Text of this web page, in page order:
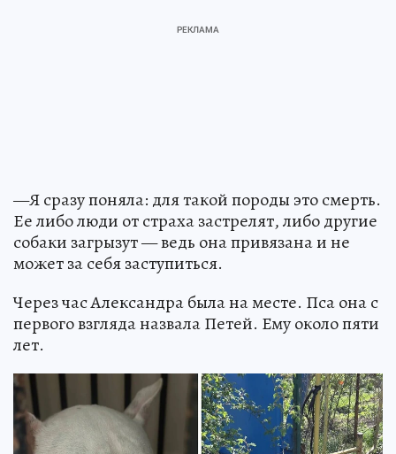
—Я сразу поняла: для такой породы это смерть.
Ее либо люди от страха застрелят, либо другие
собаки загрызут — ведь она привязана и не
может за себя заступиться.
Через час Александра была на месте. Пса она с
первого взгляда назвала Петей. Ему около пяти
лет.